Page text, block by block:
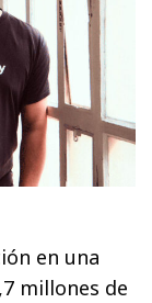
en una
millones de